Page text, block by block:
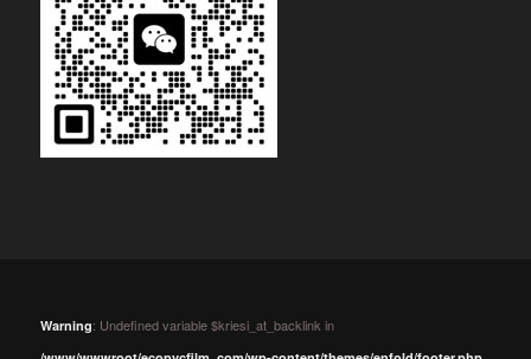
Warning: Undefined variable $kriesi_at_backlink in